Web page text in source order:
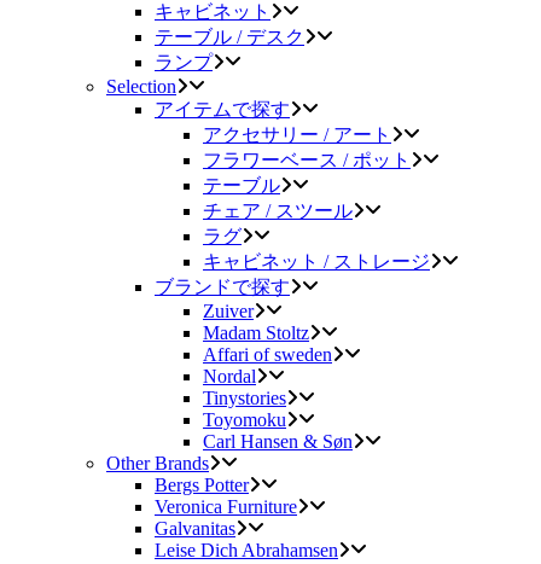
キャビネット
テーブル / デスク
ランプ
Selection
アイテムで探す
アクセサリー / アート
フラワーベース / ポット
テーブル
チェア / スツール
ラグ
キャビネット / ストレージ
ブランドで探す
Zuiver
Madam Stoltz
Affari of sweden
Nordal
Tinystories
Toyomoku
Carl Hansen & Søn
Other Brands
Bergs Potter
Veronica Furniture
Galvanitas
Leise Dich Abrahamsen